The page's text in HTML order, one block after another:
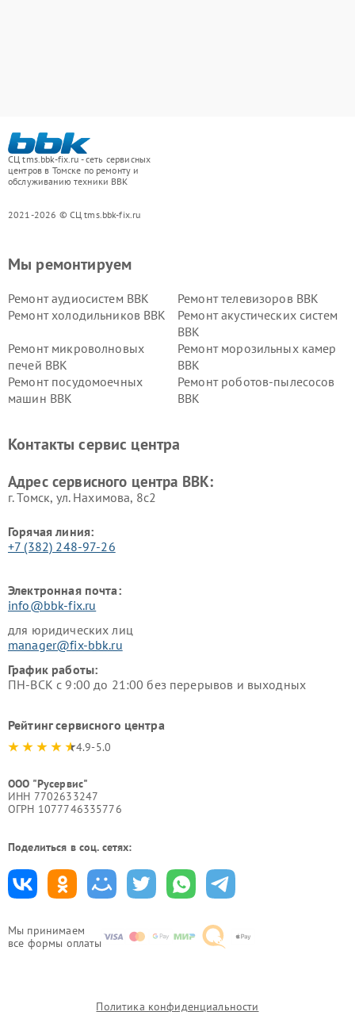
СЦ tms.bbk-fix.ru - сеть сервисных
центров в Томске по ремонту и
обслуживанию техники BBK
2021-2026 © СЦ tms.bbk-fix.ru
Мы принимаем
все формы оплаты
Мы ремонтируем
Ремонт аудиосистем BBK
Ремонт телевизоров BBK
Ремонт холодильников BBK
Ремонт акустических систем
BBK
Ремонт микроволновых
печей BBK
Ремонт морозильных камер
BBK
Ремонт посудомоечных
машин BBK
Ремонт роботов-пылесосов
BBK
Ремонт винных шкафов BBK
Контакты сервис центра
Адрес сервисного центра BBK:
г. Томск, ул. Нахимова, 8с2
Горячая линия:
+7 (382) 248-97-26
Электронная почта:
info@bbk-fix.ru
для юридических лиц
manager@fix-bbk.ru
График работы:
ПН-ВСК с 9:00 до 21:00 без перерывов и выходных
Рейтинг сервисного центра
4.9-5.0
ООО "Русервис"
ИНН 7702633247
ОГРН 1077746335776
Поделиться в соц. сетях:
Политика конфиденциальности